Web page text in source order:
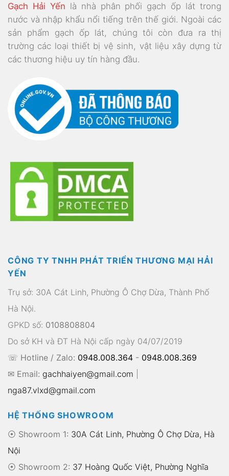
Gạch Hải Yến là nhà phân phối gạch ốp lát trong
nước và nhập khẩu nổi tiếng trên thế giới. Ngoài các
sản phẩm gạch ốp lát, chúng tôi còn đưa ra thị
trường các loại thiết bị vệ sinh, vật liệu xây dựng từ
các thương hiệu uy tín hàng đầu.
CÔNG TY TNHH PHÁT TRIỂN THƯƠNG MẠI HẢI
YẾN
Trụ sở: 30A Cát Linh, Phường Ô Chợ Dừa, Thành Phố
Hà Nội.
GPKD số: 0108808804
Do sở KH và ĐT Hà Nội cấp ngày 04/07/2019
☏ Hotline / Zalo: 0948.008.364 - 0948.008.369
✉ Email: gachhaiyen@gmail.com
nga87.vlxd@gmail.com
HỆ THỐNG SHOWROOM
⦿ Showroom 1: 30A Cát Linh, Phường Ô Chợ Dừa, Hà
Nội
⦿ Showroom 2: 37 Hoàng Quốc Việt, Phường Nghĩa